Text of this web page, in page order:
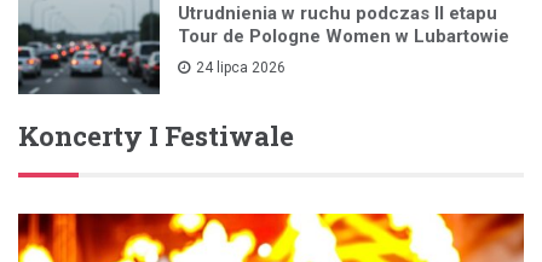
Utrudnienia w ruchu podczas II etapu
Tour de Pologne Women w Lubartowie
24 lipca 2026
Koncerty I Festiwale